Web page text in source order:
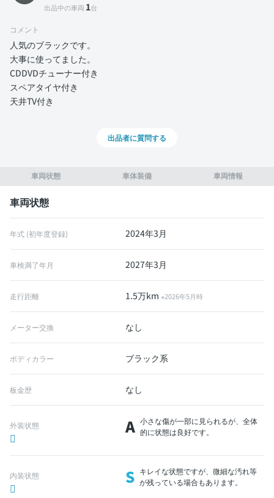
車両状態 車体装備 車両情報
車両状態
年式 (初年度登録) 2024年3月
車検満了年月 2027年3月
走行距離 1.5万km※2026年5月時
メーター交換 なし
ボディカラー ブラック系
板金歴 なし
外装状態 A 小さな傷が一部に見られるが、全体
的に状態は良好です。
内装状態 S キレイな状態ですが、微細な汚れ等
が残っている場合もあります。
出品中の車両 1台
コメント
人気のブラックです。
大事に使ってました。
CDDVDチューナー付き
スペアタイヤ付き
天井TV付き
出品者に質問する